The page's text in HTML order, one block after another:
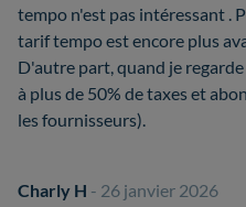
tempo n'est pas intéressant .
tarif tempo est encore plus
D'autre part, quand je
à plus de 50% de taxes et
les fournisseurs).
Charly H - 26 janvier 2026